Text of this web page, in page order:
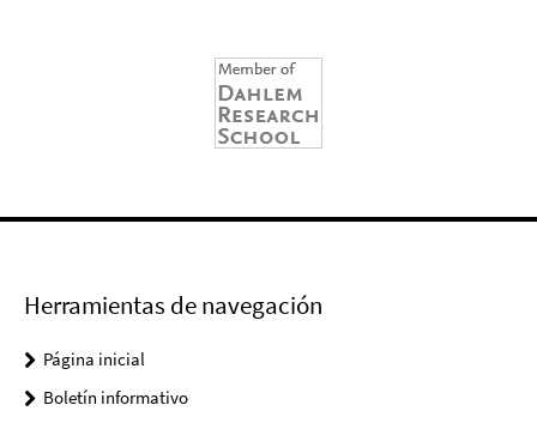
Herramientas de navegación
Página inicial
Boletín informativo